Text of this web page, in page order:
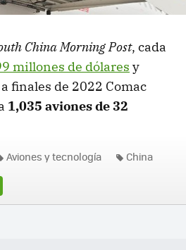
China Morning Post, cada
millones de dólares y
finales de 2022 Comac
1,035 aviones de 32
Aviones y tecnología China